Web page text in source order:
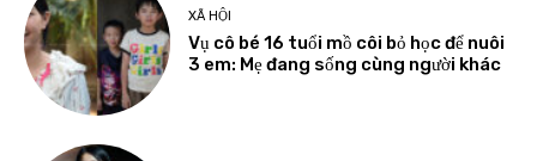
XÃ HỘI
Vụ cô bé 16 tuổi mồ côi bỏ học để nuôi
3 em: Mẹ đang sống cùng người khác